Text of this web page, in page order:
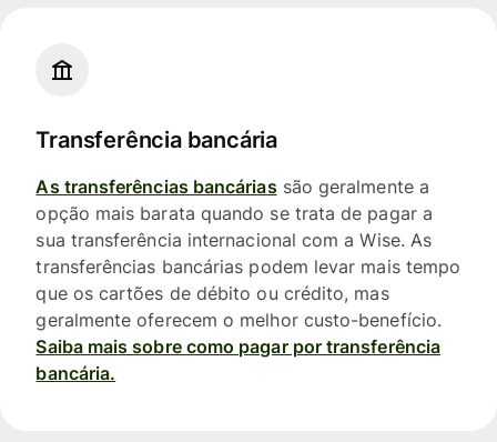
Transferência bancária
As transferências bancáriassão geralmente a
opção mais barata quando se trata de pagar a
sua transferência internacional com a Wise. As
transferências bancárias podem levar mais tempo
que os cartões de débito ou crédito, mas
geralmente oferecem o melhor custo-benefício.
Saiba mais sobre como pagar por transferência
bancária.